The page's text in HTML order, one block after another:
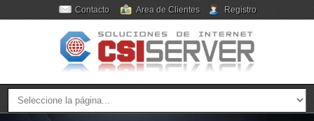
Contacto Area de Clientes Registro